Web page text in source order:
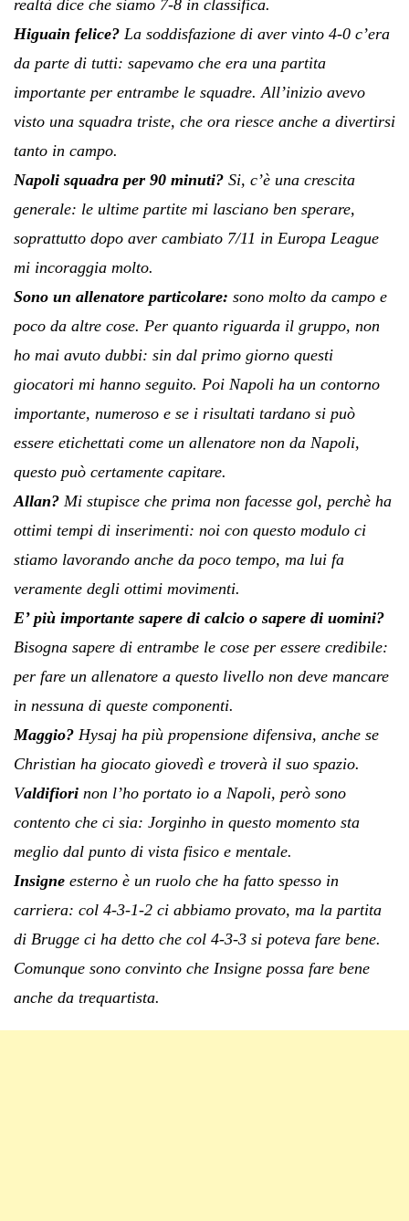
realtà dice che siamo 7-8 in classifica.
Higuain felice? La soddisfazione di aver vinto 4-0 c’era
da parte di tutti: sapevamo che era una partita
importante per entrambe le squadre. All’inizio avevo
visto una squadra triste, che ora riesce anche a divertirsi
tanto in campo.
Napoli squadra per 90 minuti? Si, c’è una crescita
generale: le ultime partite mi lasciano ben sperare,
soprattutto dopo aver cambiato 7/11 in Europa League
mi incoraggia molto.
Sono un allenatore particolare: sono molto da campo e
poco da altre cose. Per quanto riguarda il gruppo, non
ho mai avuto dubbi: sin dal primo giorno questi
giocatori mi hanno seguito. Poi Napoli ha un contorno
importante, numeroso e se i risultati tardano si può
essere etichettati come un allenatore non da Napoli,
questo può certamente capitare.
Allan? Mi stupisce che prima non facesse gol, perchè ha
ottimi tempi di inserimenti: noi con questo modulo ci
stiamo lavorando anche da poco tempo, ma lui fa
veramente degli ottimi movimenti.
E’ più importante sapere di calcio o sapere di uomini?
Bisogna sapere di entrambe le cose per essere credibile:
per fare un allenatore a questo livello non deve mancare
in nessuna di queste componenti.
Maggio? Hysaj ha più propensione difensiva, anche se
Christian ha giocato giovedì e troverà il suo spazio.
Valdifiori non l’ho portato io a Napoli, però sono
contento che ci sia: Jorginho in questo momento sta
meglio dal punto di vista fisico e mentale.
Insigne esterno è un ruolo che ha fatto spesso in
carriera: col 4-3-1-2 ci abbiamo provato, ma la partita
di Brugge ci ha detto che col 4-3-3 si poteva fare bene.
Comunque sono convinto che Insigne possa fare bene
anche da trequartista.